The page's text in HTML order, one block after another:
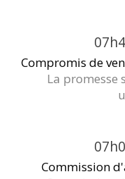
Compromis de
La promesse
Commission